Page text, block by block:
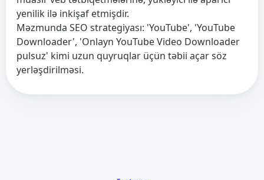
yenilik ilə inkişaf etmişdir.
Məzmunda SEO strategiyası: 'YouTube', 'YouTube
Downloader', 'Onlayn YouTube Video Downloader
pulsuz' kimi uzun quyruqlar üçün təbii açar söz
yerləşdirilməsi.